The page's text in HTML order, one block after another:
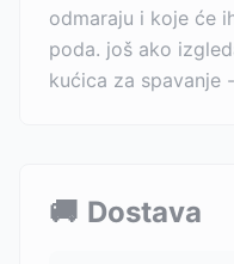
odmaraju i koje će
poda. još ako
kućica za spavanje
🚚 Dostava